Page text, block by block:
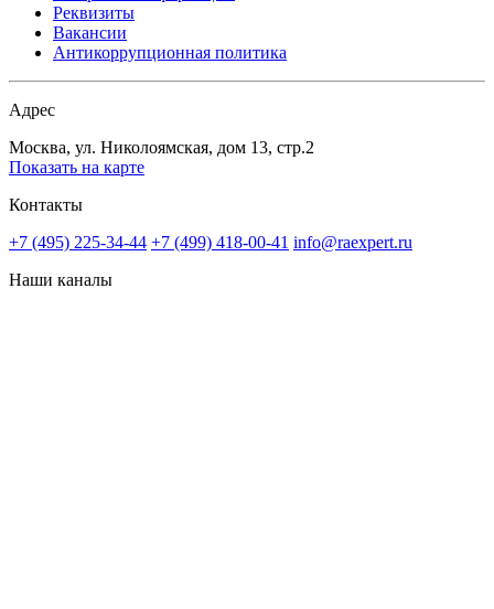
Реквизиты
Вакансии
Антикоррупционная политика
Адрес
Москва, ул. Николоямская, дом 13, стр.2
Показать на карте
Контакты
+7 (495) 225-34-44 +7 (499) 418-00-41 info@raexpert.ru
Наши каналы